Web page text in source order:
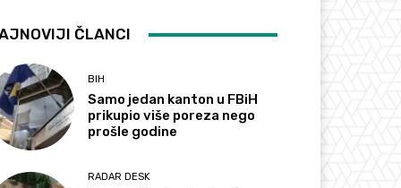
ČLANCI
BIH
Samo jedan kanton u FBiH
prikupio više poreza nego
prošle godine
RADAR DESK